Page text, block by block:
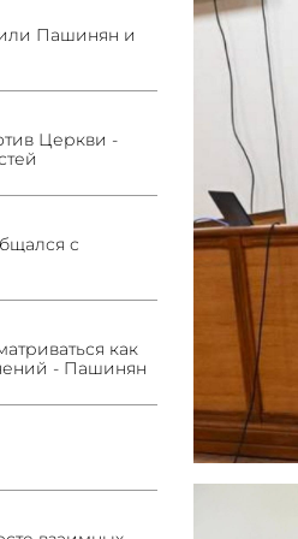
Пашинян и
Церкви -
с
как
- Пашинян